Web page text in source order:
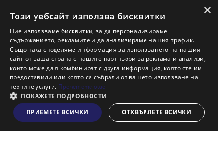
Виж на картата
Ново строителство Бургас
Защо да отдам имот с Адрес?
Наши офиси
Кариери
Кои сме ние?
Франчайз
Блог
Искаш ли да получаваш актуална информация за пазара
на недвижими имоти?
×
Този уебсайт използва бисквитки
Ние използваме бисквитки, за да персонализираме
съдържанието, рекламите и да анализираме нашия трафик.
Също така споделяме информация за използването на нашия
сайт от ваша страна с нашите партньори за реклама и анализи,
които може да я комбинират с друга информация, която сте им
предоставили или която са събрали от вашето използване на
техните услуги. Прочетете още
ПОКАЖЕТЕ ПОДРОБНОСТИ
ПРИЕМЕТЕ ВСИЧКИ
ОТХВЪРЛЕТЕ ВСИЧКИ